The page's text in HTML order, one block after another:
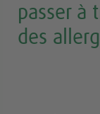
passer à
des